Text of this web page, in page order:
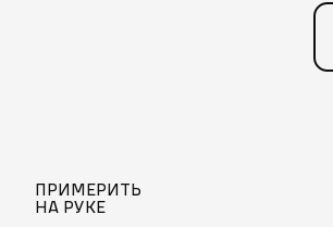
ПРИМЕРИТЬ
НА РУКЕ